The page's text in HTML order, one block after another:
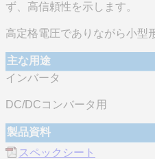
ず、高信頼性を示します。
高定格電圧でありながら小型
主な用途
インバータ
DC/DCコンバータ用
製品資料
スペックシート